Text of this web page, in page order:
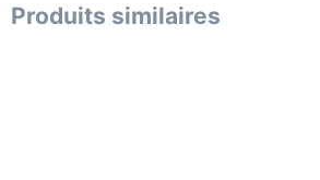
Produits similaires